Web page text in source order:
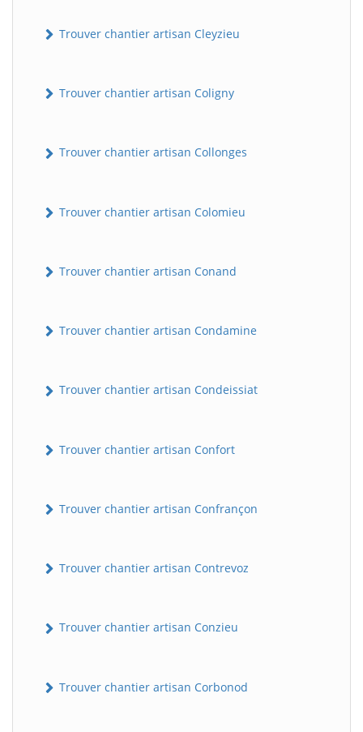
Trouver chantier artisan Cleyzieu
Trouver chantier artisan Coligny
Trouver chantier artisan Collonges
Trouver chantier artisan Colomieu
Trouver chantier artisan Conand
Trouver chantier artisan Condamine
Trouver chantier artisan Condeissiat
Trouver chantier artisan Confort
Trouver chantier artisan Confrançon
Trouver chantier artisan Contrevoz
Trouver chantier artisan Conzieu
Trouver chantier artisan Corbonod
B BatiWebPro